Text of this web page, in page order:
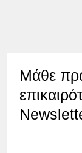
Μάθε